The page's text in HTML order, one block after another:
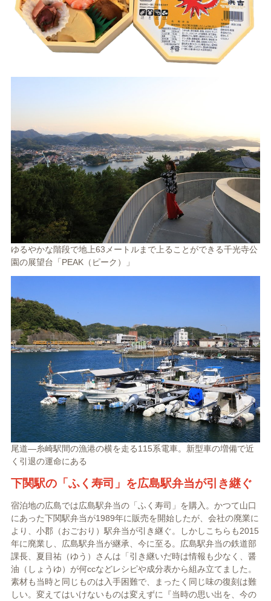
ゆるやかな階段で地上63メートルまで上ることができる千光寺公
園の展望台「PEAK（ピーク）」
尾道―糸崎駅間の漁港の横を走る115系電車。新型車の増備で近
く引退の運命にある
下関駅の「ふく寿司」を広島駅弁当が引き継ぐ
宿泊地の広島では広島駅弁当の「ふく寿司」を購入。かつて山口
にあった下関駅弁当が1989年に販売を開始したが、会社の廃業に
より、小郡（おごおり）駅弁当が引き継ぐ。しかしこちらも2015
年に廃業し、広島駅弁当が継承、今に至る。広島駅弁当の鉄道部
課長、夏目祐（ゆう）さんは「引き継いだ時は情報も少なく、醤
油（しょうゆ）が何ccなどレシピや成分表から組み立てました。
素材も当時と同じものは入手困難で、まったく同じ味の復刻は難
しい。変えてはいけないものは変えずに『当時の思い出を、今の